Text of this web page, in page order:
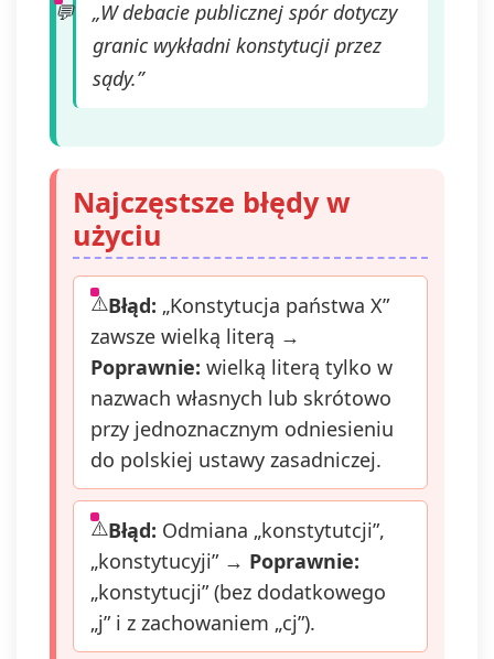
„W debacie publicznej spór dotyczy
granic wykładni konstytucji przez
sądy.”
Najczęstsze błędy w
użyciu
Błąd: „Konstytucja państwa X”
zawsze wielką literą →
Poprawnie: wielką literą tylko w
nazwach własnych lub skrótowo
przy jednoznacznym odniesieniu
do polskiej ustawy zasadniczej.
Błąd: Odmiana „konstytutcji”,
„konstytucyji” → Poprawnie:
„konstytucji” (bez dodatkowego
„j” i z zachowaniem „cj”).